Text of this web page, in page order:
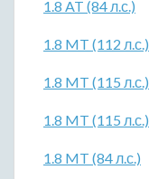
1.8 AT (84 л.с.)
1.8 MT (112 л.с.)
1.8 MT (115 л.с.)
1.8 MT (115 л.с.)
1.8 MT (84 л.с.)